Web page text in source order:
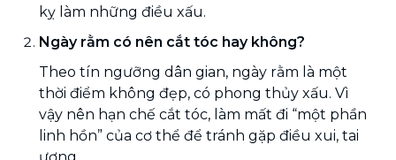
kỵ làm những điều xấu.
Ngày rằm có nên cắt tóc hay không?
Theo tín ngưỡng dân gian, ngày rằm là một
thời điểm không đẹp, có phong thủy xấu. Vì
vậy nên hạn chế cắt tóc, làm mất đi “một phần
linh hồn” của cơ thể để tránh gặp điều xui, tai
ương.